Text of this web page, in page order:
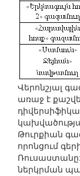
Վերոնշյալ
առաջ է
Թուրքիան
որոնցում
Ռուսաստանը:
ներկրման